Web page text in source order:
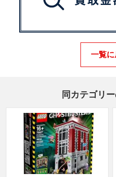
一覧に
同カテゴリ